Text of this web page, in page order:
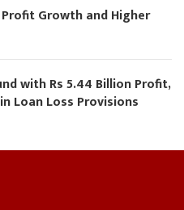
Growth and Higher
with Rs 5.44 Billion Profit,
Loan Loss Provisions